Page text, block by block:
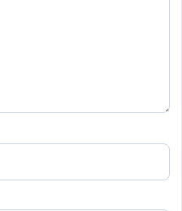
web saya pada peramban ini